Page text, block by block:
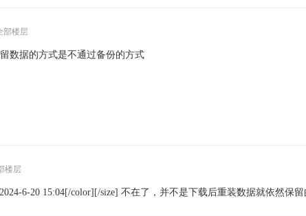
部楼层
数据的方式是不通过备份的方式
楼层
6-20 15:04[/color][/size] 不在了，并不是下载后重装数据就依然保